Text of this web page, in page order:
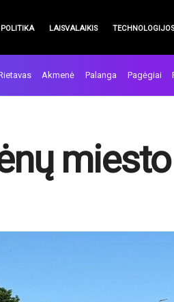
POLITIKA LAISVALAIKIS TECHNOLOGIJOS
Akmenė Palanga Pagėgiai